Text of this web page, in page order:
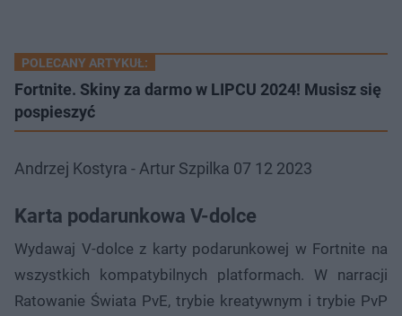
POLECANY ARTYKUŁ:
Fortnite. Skiny za darmo w LIPCU 2024! Musisz się
pospieszyć
Andrzej Kostyra - Artur Szpilka 07 12 2023
Karta podarunkowa V-dolce
Wydawaj V-dolce z karty podarunkowej w Fortnite na
wszystkich kompatybilnych platformach. W narracji
Ratowanie Świata PvE, trybie kreatywnym i trybie PvP